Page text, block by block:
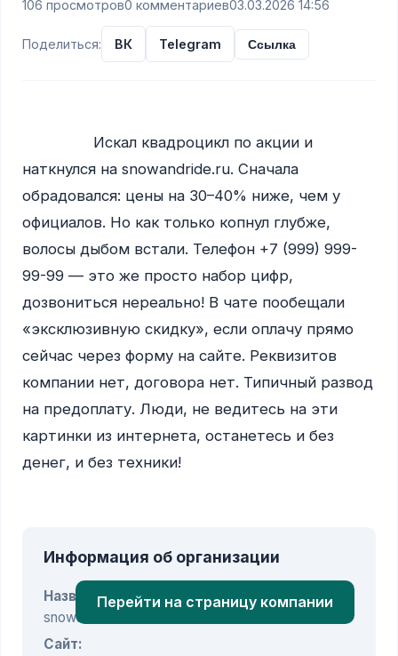
106 просмотров0 комментариев03.03.2026 14:56
Поделиться: ВК Telegram Ссылка
наткнулся на snowandride.ru. Сначала
обрадовался: цены на 30–40% ниже, чем у
официалов. Но как только копнул глубже,
волосы дыбом встали. Телефон +7 (999) 999-
99-99 — это же просто набор цифр,
дозвониться нереально! В чате пообещали
«эксклюзивную скидку», если оплачу прямо
сейчас через форму на сайте. Реквизитов
компании нет, договора нет. Типичный развод
на предоплату. Люди, не ведитесь на эти
картинки из интернета, останетесь и без
денег, и без техники!
Информация об организации
Название:
snowandride.ru
Сайт:
Перейти на страницу компании